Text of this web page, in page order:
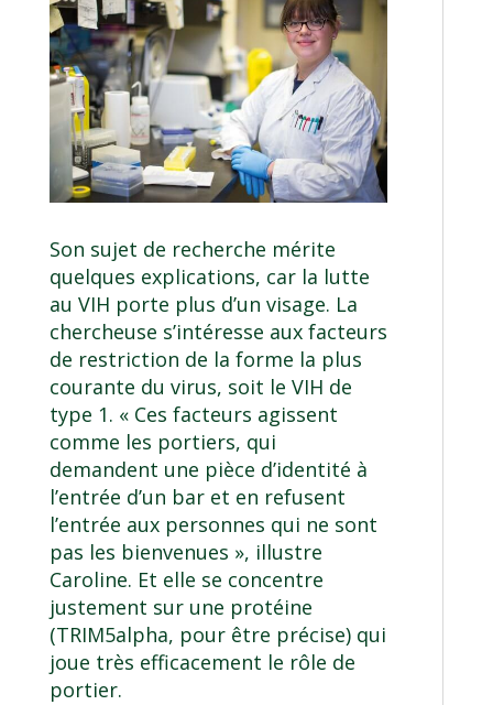
Son sujet de recherche mérite
quelques explications, car la lutte
au VIH porte plus d’un visage. La
chercheuse s’intéresse aux facteurs
de restriction de la forme la plus
courante du virus, soit le VIH de
type 1. « Ces facteurs agissent
comme les portiers, qui
demandent une pièce d’identité à
l’entrée d’un bar et en refusent
l’entrée aux personnes qui ne sont
pas les bienvenues », illustre
Caroline. Et elle se concentre
justement sur une protéine
(TRIM5alpha, pour être précise) qui
joue très efficacement le rôle de
portier.